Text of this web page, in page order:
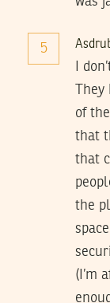
5
I
of
that
that
the
(I’m